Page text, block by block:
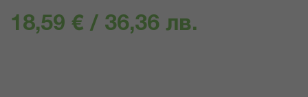
18,59 € / 36,36 лв.